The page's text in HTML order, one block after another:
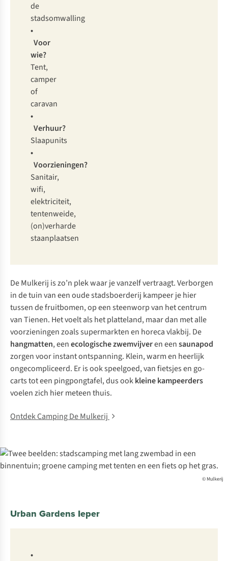
de
stadsomwalling
•
Voor
wie?
Tent,
camper
of
caravan
•
Verhuur?
Slaapunits
•
Voorzieningen?
Sanitair,
wifi,
elektriciteit,
tentenweide,
(on)verharde
staanplaatsen
De Mulkerij is zo’n plek waar je vanzelf vertraagt. Verborgen
in de tuin van een oude stadsboerderij kampeer je hier
tussen de fruitbomen, op een steenworp van het centrum
van Tienen. Het voelt als het platteland, maar dan met alle
voorzieningen zoals supermarkten en horeca vlakbij. De
hangmatten, eenecologischezwemvijveren eensaunapod
zorgen voor instant ontspanning. Klein, warm en heerlijk
ongecompliceerd. Er is ook speelgoed, van fietsjes en go-
carts tot een pingpongtafel, dus ookkleine kampeerders
voelen zich hier meteen thuis.
Ontdek Camping De Mulkerij
© Mulkerij
Urban Gardens Ieper
•